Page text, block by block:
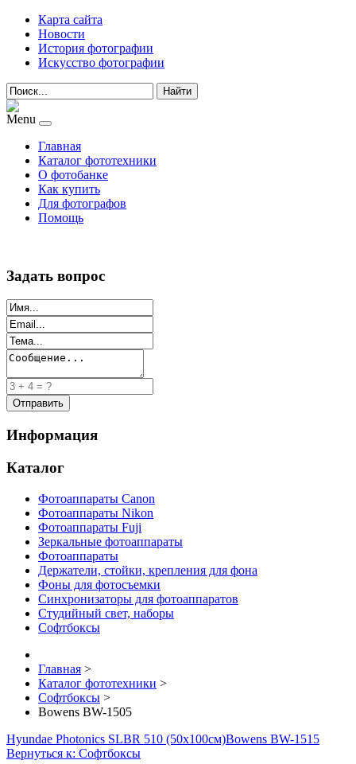
Карта сайта
Новости
История фотографии
Искусство фотографии
Найти
Menu
Главная
Каталог фототехники
О фотобанке
Как купить
Для фотографов
Помощь
Задать вопрос
Информация
Каталог
Фотоаппараты Canon
Фотоаппараты Nikon
Фотоаппараты Fuji
Зеркальные фотоаппараты
Фотоаппараты
Держатели, стойки, крепления для фона
Фоны для фотосъемки
Синхронизаторы для фотоаппаратов
Студийный свет, наборы
Софтбоксы
Главная >
Каталог фототехники >
Софтбоксы >
Bowens BW-1505
Hyundae Photonics SLBR 510 (50x100см)Bowens BW-1515
Вернуться к: Софтбоксы